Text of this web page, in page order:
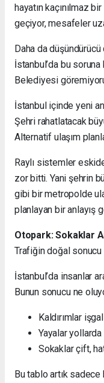
hayatın kaçınılmaz
geçiyor, mesafeler
Daha da düşündürücü
İstanbul’da bu
Belediyesi
İstanbul içinde yeni
Şehri rahatlatacak
Alternatif ulaşım
Raylı sistemler
zor bitti. Yani şehrin
gibi bir metropolde
planlayan bir anlayış
Otopark: Sokaklar
Trafiğin doğal
İstanbul’da insanlar
Bunun sonucu ne
Kaldırımlar
Yayalar
Sokaklar çift,
Bu tablo artık